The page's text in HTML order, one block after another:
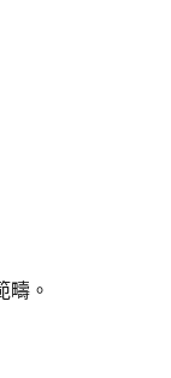
疇。